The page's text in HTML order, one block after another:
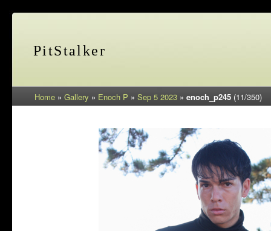
PitStalker
Home » Gallery » Enoch P » Sep 5 2023 » enoch_p245 (11/350)